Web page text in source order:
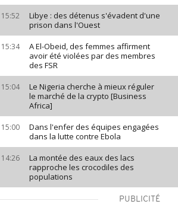
15:52
Libye : des détenus s'évadent d'une
prison dans l'Ouest
15:34
A El-Obeid, des femmes affirment
avoir été violées par des membres
des FSR
15:04
Le Nigeria cherche à mieux réguler
le marché de la crypto [Business
Africa]
15:00
Dans l'enfer des équipes engagées
dans la lutte contre Ebola
14:26
La montée des eaux des lacs
rapproche les crocodiles des
populations
PUBLICITÉ